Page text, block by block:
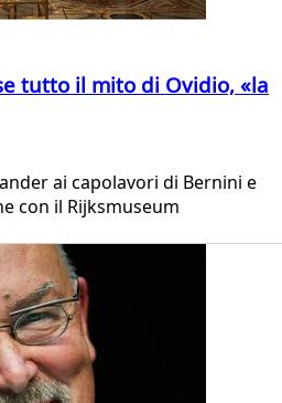
tutto il mito di Ovidio, «la
ai capolavori di Bernini e
con il Rijksmuseum